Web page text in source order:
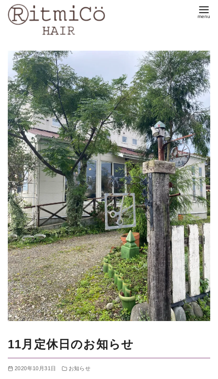
11月定休日のお知らせ
2020年10月31日 お知らせ